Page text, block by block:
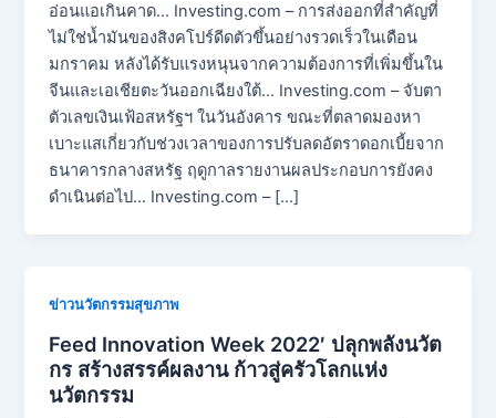
อ่อนแอเกินคาด… Investing.com – การส่งออกที่สำคัญที่
ไม่ใช่น้ำมันของสิงคโปร์ดีดตัวขึ้นอย่างรวดเร็วในเดือน
มกราคม หลังได้รับแรงหนุนจากความต้องการที่เพิ่มขึ้นใน
จีนและเอเชียตะวันออกเฉียงใต้… Investing.com – จับตา
ตัวเลขเงินเฟ้อสหรัฐฯ ในวันอังคาร ขณะที่ตลาดมองหา
เบาะแสเกี่ยวกับช่วงเวลาของการปรับลดอัตราดอกเบี้ยจาก
ธนาคารกลางสหรัฐ ฤดูกาลรายงานผลประกอบการยังคง
ดำเนินต่อไป… Investing.com – […]
ข่าวนวัตกรรมสุขภาพ
Feed Innovation Week 2022′ ปลุกพลังนวัต
กร สร้างสรรค์ผลงาน ก้าวสู่ครัวโลกแห่ง
นวัตกรรม